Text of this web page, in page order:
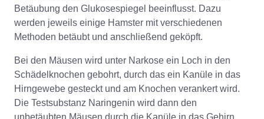
Betäubung den Glukosespiegel beeinflusst. Dazu
werden jeweils einige Hamster mit verschiedenen
Methoden betäubt und anschließend geköpft.
Bei den Mäusen wird unter Narkose ein Loch in den
Schädelknochen gebohrt, durch das ein Kanüle in das
Hirngewebe gesteckt und am Knochen verankert wird.
Die Testsubstanz Naringenin wird dann den
unbetäubten Mäusen durch die Kanüle in das Gehirn